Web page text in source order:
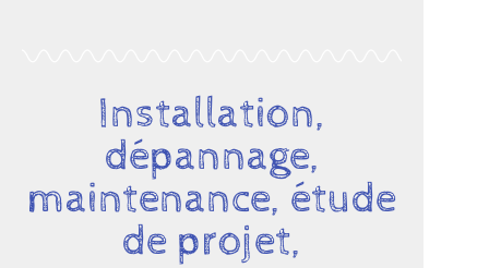
Installation,
dépannage,
maintenance, étude
de projet,